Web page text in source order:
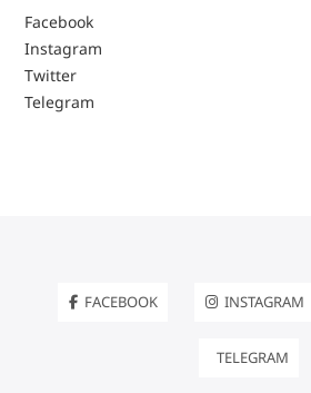
Facebook
Instagram
Twitter
Telegram
FACEBOOK INSTAGRAM
TELEGRAM